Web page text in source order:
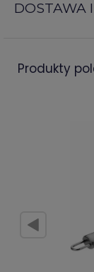
DOSTAWA
produkty